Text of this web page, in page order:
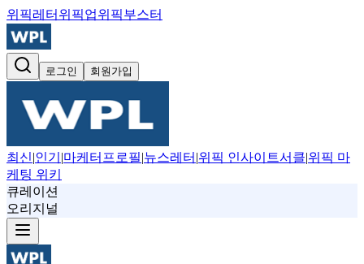
위픽레터 위픽업위픽부스터
로그인 회원가입
최신|인기 |마케터프로필|뉴스레터 |위픽 인사이트서클|위픽 마
케팅 위키
큐레이션
오리지널